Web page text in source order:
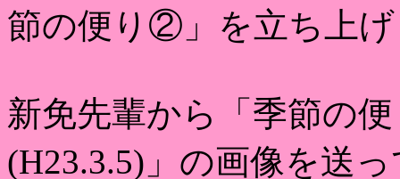
節の便り②」を立ち上
新免先輩から「季節の
(H23.3.5)」の画像を送